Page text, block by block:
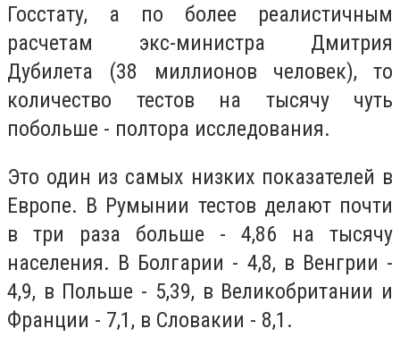
Госстату, а по более реалистичным
расчетам экс-министра Дмитрия
Дубилета (38 миллионов человек), то
количество тестов на тысячу чуть
побольше - полтора исследования.
Это один из самых низких показателей в
Европе. В Румынии тестов делают почти
в три раза больше - 4,86 на тысячу
населения. В Болгарии - 4,8, в Венгрии -
4,9, в Польше - 5,39, в Великобритании и
Франции - 7,1, в Словакии - 8,1.